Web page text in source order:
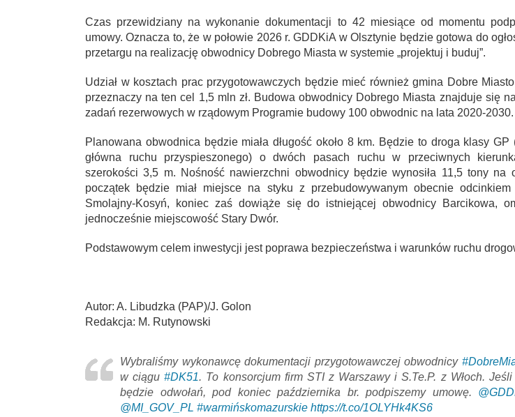
Czas przewidziany na wykonanie dokumentacji to 42 miesiące od momentu
umowy. Oznacza to, że w połowie 2026 r. GDDKiA w Olsztynie będzie gotowa do
przetargu na realizację obwodnicy Dobrego Miasta w systemie „projektuj i buduj”.
Udział w kosztach prac przygotowawczych będzie mieć również gmina Dobre
przeznaczy na ten cel 1,5 mln zł. Budowa obwodnicy Dobrego Miasta znajduje się
zadań rezerwowych w rządowym Programie budowy 100 obwodnic na lata 2020-2030.
Planowana obwodnica będzie miała długość około 8 km. Będzie to droga klasy GP
główna ruchu przyspieszonego) o dwóch pasach ruchu w przeciwnych
szerokości 3,5 m. Nośność nawierzchni obwodnicy będzie wynosiła 11,5 tony na
początek będzie miał miejsce na styku z przebudowywanym obecnie odcinkiem
Smolajny-Kosyń, koniec zaś dowiąże się do istniejącej obwodnicy Barcikowa,
jednocześnie miejscowość Stary Dwór.
Podstawowym celem inwestycji jest poprawa bezpieczeństwa i warunków ruchu
Autor: A. Libudzka (PAP)/J. Golon
Redakcja: M. Rutynowski
Wybraliśmy wykonawcę dokumentacji przygotowawczej obwodnicy
w ciągu#DK51. To konsorcjum firm STI z Warszawy i S.Te.P. z Włoch.
będzie odwołań, pod koniec października br. podpiszemy umowę.
@MI_GOV_PL #warmińskomazurskie https://t.co/1OLYHk4KS6